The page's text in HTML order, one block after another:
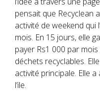
pensait que Recyclean
activité de weekend qui
mois. En 15 jours, elle
payer Rs1 000 par
déchets recyclables.
activité principale. Elle
l’ile.